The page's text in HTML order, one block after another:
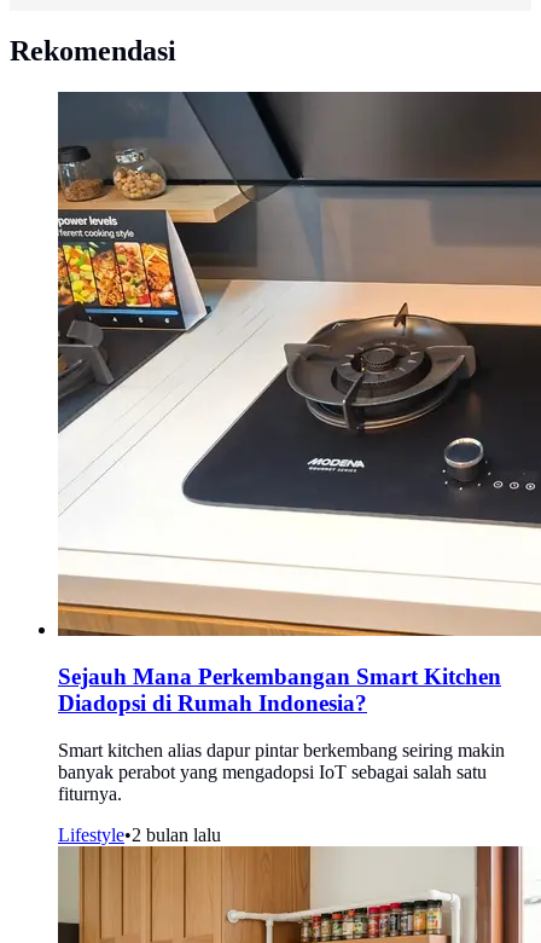
Rekomendasi
Sejauh Mana Perkembangan Smart Kitchen
Diadopsi di Rumah Indonesia?
Smart kitchen alias dapur pintar berkembang seiring makin
banyak perabot yang mengadopsi IoT sebagai salah satu
fiturnya.
Lifestyle•2 bulan lalu